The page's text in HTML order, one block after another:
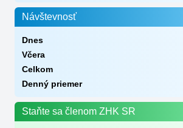
Návštevnosť
Dnes
Včera
Celkom
Denný priemer
Staňte sa členom ZHK SR